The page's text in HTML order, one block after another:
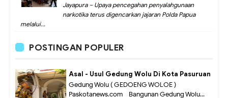
Jayapura – Upaya pencegahan penyalahgunaan
narkotika terus digencarkan jajaran Polda Papua
melalui...
POSTINGAN POPULER
Asal - Usul Gedung Wolu Di Kota Pasuruan
Gedung Wolu ( GEDOENG WOLOE )
Paskotanews.com - Bangunan Gedung Wolu...